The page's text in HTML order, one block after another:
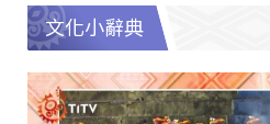
文化小辭典